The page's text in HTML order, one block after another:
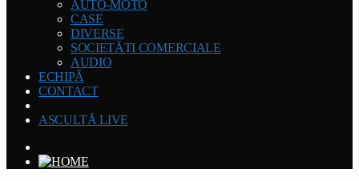
AUTO-MOTO
CASE
DIVERSE
SOCIETĂȚI COMERCIALE
AUDIO
ECHIPĂ
CONTACT
ASCULTĂ LIVE